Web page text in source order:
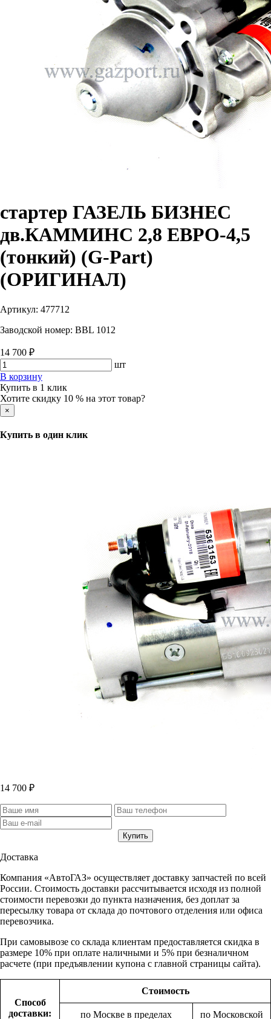
стартер ГАЗЕЛЬ БИЗНЕС
дв.КАММИНС 2,8 ЕВРО-4,5
(тонкий) (G-Part)
(ОРИГИНАЛ)
Артикул: 477712
Заводской номер: BBL 1012
14 700 ₽
шт
В корзину
Купить в 1 клик
Хотите скидку 10 % на этот товар?
×
Купить в один клик
14 700 ₽
Доставка
Компания «АвтоГАЗ» осуществляет доставку запчастей по всей
России. Стоимость доставки рассчитывается исходя из полной
стоимости перевозки до пункта назначения, без доплат за
пересылку товара от склада до почтового отделения или офиса
перевозчика.
При самовывозе со склада клиентам предоставляется скидка в
размере 10% при оплате наличными и 5% при безналичном
расчете (при предъявлении купона с главной страницы сайта).
Способ
доставки:
Стоимость
по Москве в пределах по Московской